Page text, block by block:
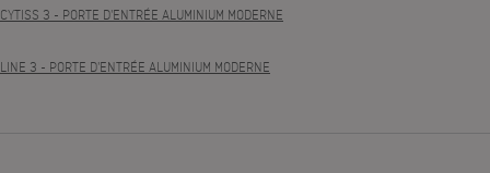
CYTISS 3 - PORTE D'ENTRÉE ALUMINIUM MODERNE
LINE 3 - PORTE D'ENTRÉE ALUMINIUM MODERNE